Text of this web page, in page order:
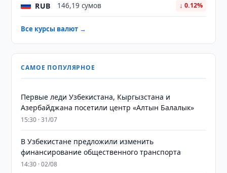
RUB 146,19 сумов ↓ 0.12%
Все курсы валют →
САМОЕ ПОПУЛЯРНОЕ
Первые леди Узбекистана, Кыргызстана и
Азербайджана посетили центр «Алтын Балалык»
15:30 · 31/07
В Узбекистане предложили изменить
финансирование общественного транспорта
14:30 · 02/08